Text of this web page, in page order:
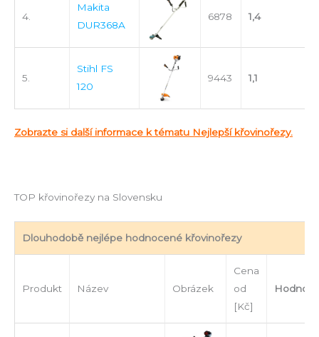
4.
Makita
DUR368A
6878 1,4
5.
Stihl FS
120
9443 1,1
Zobrazte si další informace k tématu Nejlepší křovinořezy.
TOP křovinořezy na Slovensku
Dlouhodobě nejlépe hodnocené křovinořezy
Produkt Název Obrázek
Cena
od
[Kč]